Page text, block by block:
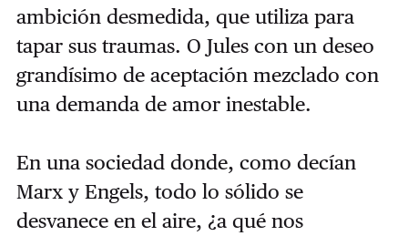
ambición desmedida, que utiliza para
tapar sus traumas. O Jules con un deseo
grandísimo de aceptación mezclado con
una demanda de amor inestable.
En una sociedad donde, como decían
Marx y Engels, todo lo sólido se
desvanece en el aire, ¿a qué nos